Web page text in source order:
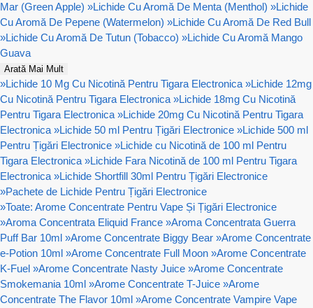
Mar (Green Apple) »Lichide Cu Aromă De Menta (Menthol) »Lichide
Cu Aromă De Pepene (Watermelon) »Lichide Cu Aromă De Red Bull
»Lichide Cu Aromă De Tutun (Tobacco) »Lichide Cu Aromă Mango
Guava
Arată Mai Mult
»Lichide 10 Mg Cu Nicotină Pentru Tigara Electronica »Lichide 12mg
Cu Nicotină Pentru Tigara Electronica »Lichide 18mg Cu Nicotină
Pentru Tigara Electronica »Lichide 20mg Cu Nicotină Pentru Tigara
Electronica »Lichide 50 ml Pentru Țigări Electronice »Lichide 500 ml
Pentru Țigări Electronice »Lichide cu Nicotină de 100 ml Pentru
Tigara Electronica »Lichide Fara Nicotină de 100 ml Pentru Tigara
Electronica »Lichide Shortfill 30ml Pentru Țigări Electronice
»Pachete de Lichide Pentru Țigări Electronice
»Toate: Arome Concentrate Pentru Vape Și Țigări Electronice
»Aroma Concentrata Eliquid France »Aroma Concentrata Guerra
Puff Bar 10ml »Arome Concentrate Biggy Bear »Arome Concentrate
e-Potion 10ml »Arome Concentrate Full Moon »Arome Concentrate
K-Fuel »Arome Concentrate Nasty Juice »Arome Concentrate
Smokemania 10ml »Arome Concentrate T-Juice »Arome
Concentrate The Flavor 10ml »Arome Concentrate Vampire Vape